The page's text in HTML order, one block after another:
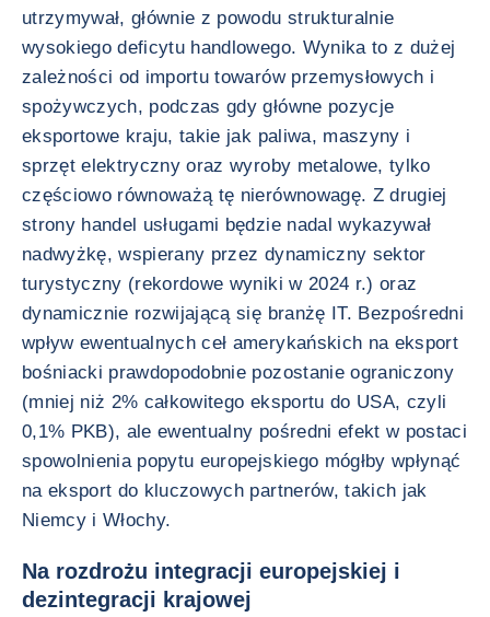
utrzymywał, głównie z powodu strukturalnie
wysokiego deficytu handlowego. Wynika to z dużej
zależności od importu towarów przemysłowych i
spożywczych, podczas gdy główne pozycje
eksportowe kraju, takie jak paliwa, maszyny i
sprzęt elektryczny oraz wyroby metalowe, tylko
częściowo równoważą tę nierównowagę. Z drugiej
strony handel usługami będzie nadal wykazywał
nadwyżkę, wspierany przez dynamiczny sektor
turystyczny (rekordowe wyniki w 2024 r.) oraz
dynamicznie rozwijającą się branżę IT. Bezpośredni
wpływ ewentualnych ceł amerykańskich na eksport
bośniacki prawdopodobnie pozostanie ograniczony
(mniej niż 2% całkowitego eksportu do USA, czyli
0,1% PKB), ale ewentualny pośredni efekt w postaci
spowolnienia popytu europejskiego mógłby wpłynąć
na eksport do kluczowych partnerów, takich jak
Niemcy i Włochy.
Na rozdrożu integracji europejskiej i
dezintegracji krajowej